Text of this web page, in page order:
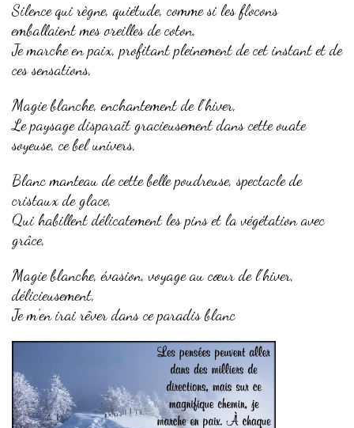
Silence qui règne, quiétude, comme si les flocons
emballaient mes oreilles de coton,
Je marche en paix, profitant pleinement de cet instant et de
ces sensations,
Magie blanche, enchantement de l’hiver,
Le paysage disparaît gracieusement dans cette ouate
soyeuse, ce bel univers,
Blanc manteau de cette belle poudreuse, spectacle de
cristaux de glace,
Qui habillent délicatement les pins et la végétation avec
grâce,
Magie blanche, évasion, voyage au cœur de l’hiver,
délicieusement,
Je m’en irai rêver dans ce paradis blanc